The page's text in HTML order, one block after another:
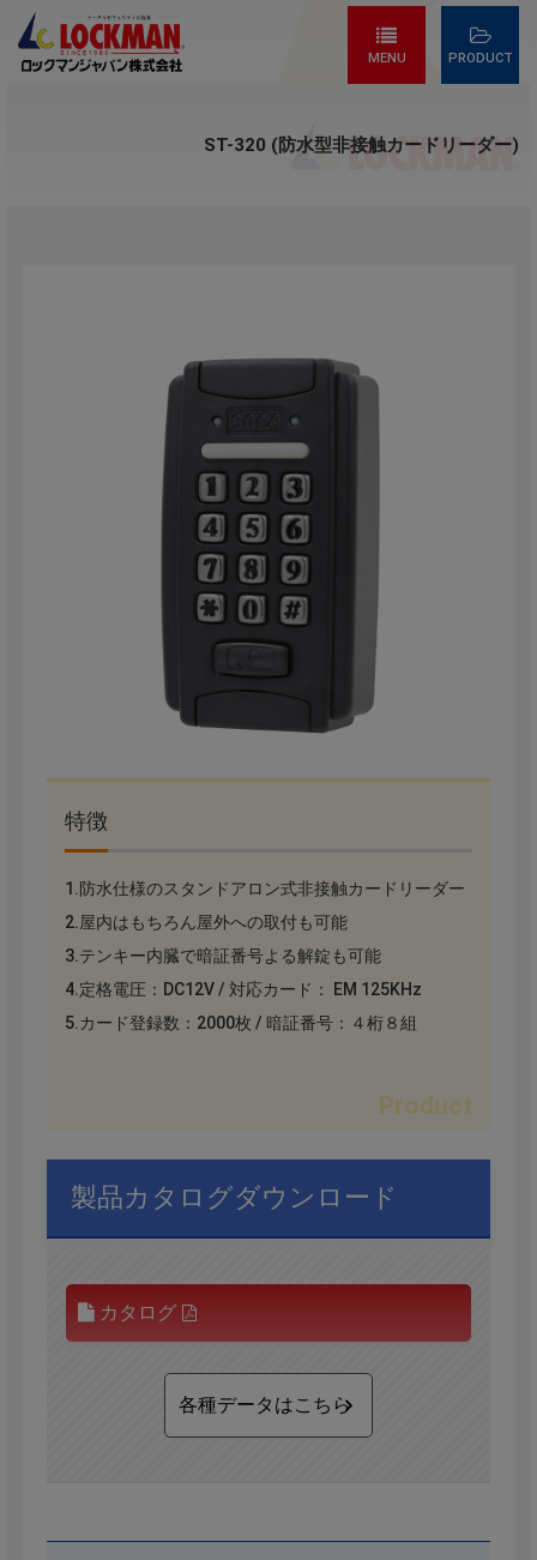
MENU PRODUCT
ST-320 (防水型非接触カードリーダー)
特徴
1.防水仕様のスタンドアロン式非接触カードリーダー
2.屋内はもちろん屋外への取付も可能
3.テンキー内臓で暗証番号よる解錠も可能
4.定格電圧：DC12V / 対応カード： EM 125KHz
5.カード登録数：2000枚 / 暗証番号：４桁８組
製品カタログダウンロード
カタログ
各種データはこちら